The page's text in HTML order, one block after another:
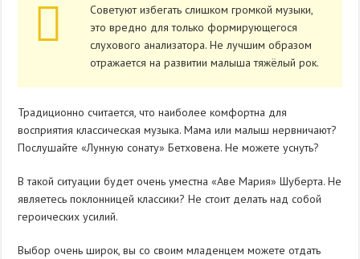
Советуют избегать слишком громкой музыки,
это вредно для только формирующегося
слухового анализатора. Не лучшим образом
отражается на развитии малыша тяжёлый рок.
Традиционно считается, что наиболее комфортна для
восприятия классическая музыка. Мама или малыш нервничают?
Послушайте «Лунную сонату» Бетховена. Не можете уснуть?
В такой ситуации будет очень уместна «Аве Мария» Шуберта. Не
являетесь поклонницей классики? Не стоит делать над собой
героических усилий.
Выбор очень широк, вы со своим младенцем можете отдать